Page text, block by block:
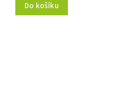
Do košíku